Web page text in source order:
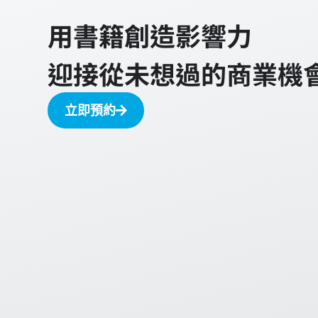
用書籍創造影響力
迎接從未想過的商業機
立即預約